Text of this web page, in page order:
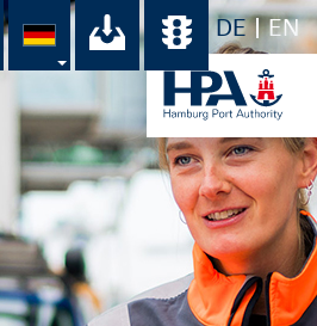
DE EN
im
Suche Ihr Download-